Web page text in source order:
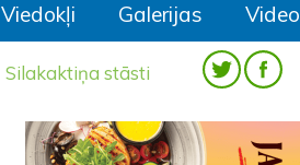
Viedokļi Galerijas Video
Silakaktiņa stāsti